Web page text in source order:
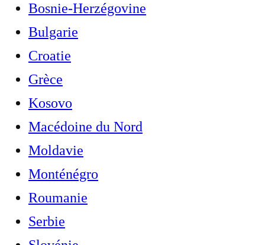
Bosnie-Herzégovine
Bulgarie
Croatie
Grèce
Kosovo
Macédoine du Nord
Moldavie
Monténégro
Roumanie
Serbie